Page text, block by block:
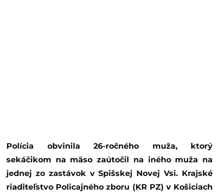
Polícia obvinila 26-ročného muža, ktorý
sekáčikom na mäso zaútočil na iného muža na
jednej zo zastávok v Spišskej Novej Vsi. Krajské
riaditeľstvo Policajného zboru (KR PZ) v Košiciach